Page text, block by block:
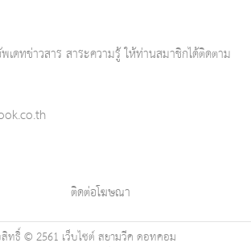
เดทข่าวสาร สาระความรู้ ให้ท่านสมาชิกได้ติดตาม
ติดต่อโฆษณา
ทธิ์ © 2561 เว็บไซต์ สยามวีค ดอทคอม